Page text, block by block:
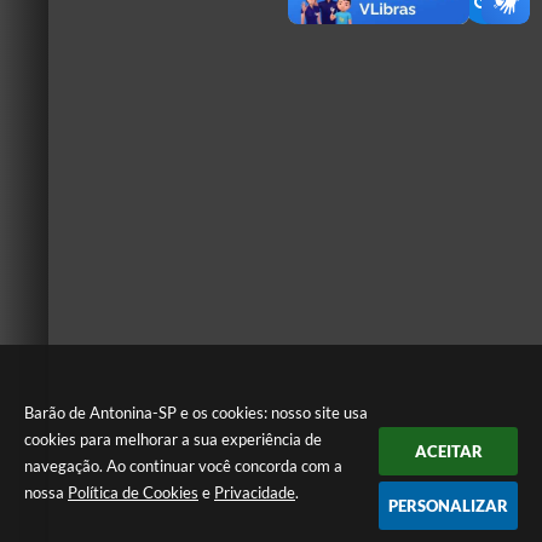
Barão de Antonina-SP e os cookies: nosso site usa
cookies para melhorar a sua experiência de
navegação. Ao continuar você concorda com a
nossa Política de Cookies e Privacidade.
ACEITAR
PERSONALIZAR